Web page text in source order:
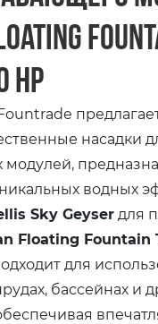
HP
насадки
водных
Sky Geyser для
Floating Fountain
для
бассейнах и